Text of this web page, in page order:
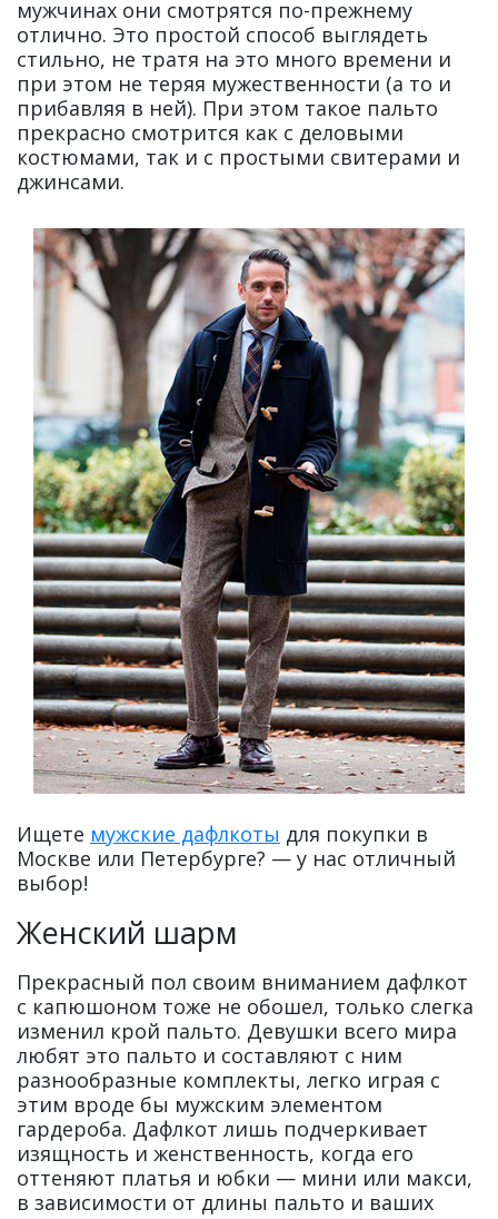
мужчинах они смотрятся по-прежнему
отлично. Это простой способ выглядеть
стильно, не тратя на это много времени и
при этом не теряя мужественности (а то и
прибавляя в ней). При этом такое пальто
прекрасно смотрится как с деловыми
костюмами, так и с простыми свитерами и
джинсами.
Ищете мужские дафлкоты для покупки в
Москве или Петербурге? — у нас отличный
выбор!
Женский шарм
Прекрасный пол своим вниманием дафлкот
с капюшоном тоже не обошел, только слегка
изменил крой пальто. Девушки всего мира
любят это пальто и составляют с ним
разнообразные комплекты, легко играя с
этим вроде бы мужским элементом
гардероба. Дафлкот лишь подчеркивает
изящность и женственность, когда его
оттеняют платья и юбки — мини или макси,
в зависимости от длины пальто и ваших